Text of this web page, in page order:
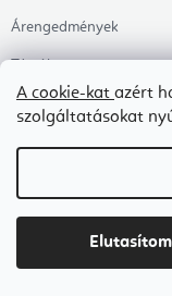
A cookie-kat azért
szolgáltatásokat
Elutasítom
Árengedmények